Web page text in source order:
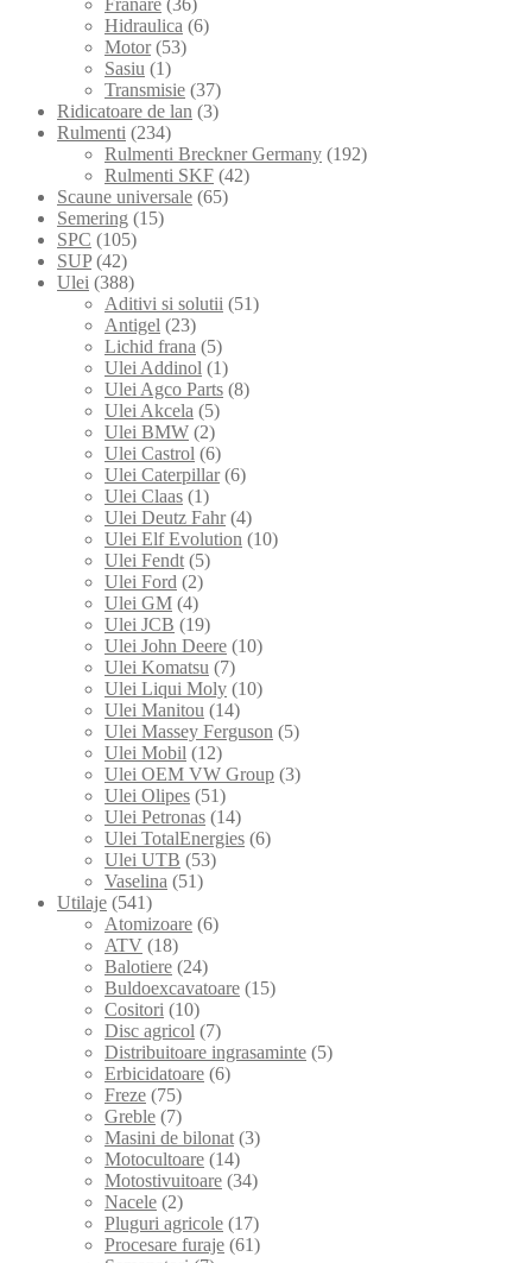
Hidraulica (6)
Motor (53)
Sasiu (1)
Transmisie (37)
Ridicatoare de lan (3)
Rulmenti (234)
Rulmenti Breckner Germany (192)
Rulmenti SKF (42)
Scaune universale (65)
Semering (15)
SPC (105)
SUP (42)
Ulei (388)
Aditivi si solutii (51)
Antigel (23)
Lichid frana (5)
Ulei Addinol (1)
Ulei Agco Parts (8)
Ulei Akcela (5)
Ulei BMW (2)
Ulei Castrol (6)
Ulei Caterpillar (6)
Ulei Claas (1)
Ulei Deutz Fahr (4)
Ulei Elf Evolution (10)
Ulei Fendt (5)
Ulei Ford (2)
Ulei GM (4)
Ulei JCB (19)
Ulei John Deere (10)
Ulei Komatsu (7)
Ulei Liqui Moly (10)
Ulei Manitou (14)
Ulei Massey Ferguson (5)
Ulei Mobil (12)
Ulei OEM VW Group (3)
Ulei Olipes (51)
Ulei Petronas (14)
Ulei TotalEnergies (6)
Ulei UTB (53)
Vaselina (51)
Utilaje (541)
Atomizoare (6)
ATV (18)
Balotiere (24)
Buldoexcavatoare (15)
Cositori (10)
Disc agricol (7)
Distribuitoare ingrasaminte (5)
Erbicidatoare (6)
Freze (75)
Greble (7)
Masini de bilonat (3)
Motocultoare (14)
Motostivuitoare (34)
Nacele (2)
Pluguri agricole (17)
Procesare furaje (61)